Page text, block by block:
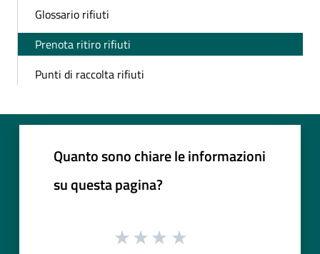
Glossario rifiuti
Prenota ritiro rifiuti
Punti di raccolta rifiuti
Quanto sono chiare le informazioni
su questa pagina?